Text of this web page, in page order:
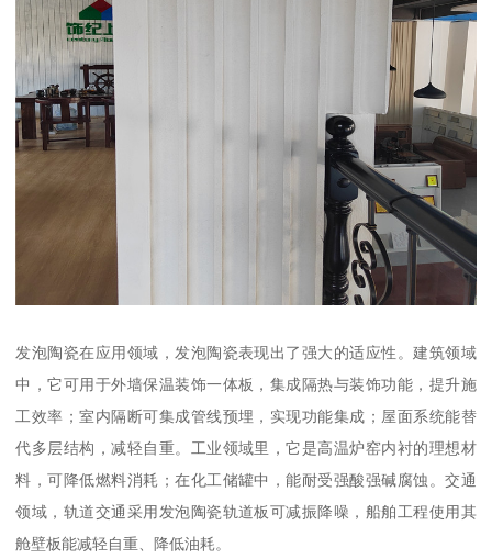
发泡陶瓷在应用领域，发泡陶瓷表现出了强大的适应性。建筑领域
中，它可用于外墙保温装饰一体板，集成隔热与装饰功能，提升施
工效率；室内隔断可集成管线预埋，实现功能集成；屋面系统能替
代多层结构，减轻自重。工业领域里，它是高温炉窑内衬的理想材
料，可降低燃料消耗；在化工储罐中，能耐受强酸强碱腐蚀。交通
领域，轨道交通采用发泡陶瓷轨道板可减振降噪，船舶工程使用其
舱壁板能减轻自重、降低油耗。